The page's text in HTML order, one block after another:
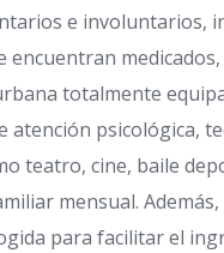
e involuntarios,
encuentran
totalmente
atención psicológica,
teatro, cine, baile
mensual. Además,
para facilitar el